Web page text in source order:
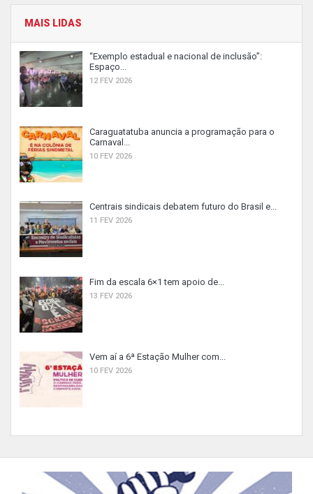
MAIS LIDAS
“Exemplo estadual e nacional de inclusão”:
Espaço...
12 FEV 2026
Caraguatatuba anuncia a programação para o
Carnaval...
10 FEV 2026
Centrais sindicais debatem futuro do Brasil e...
11 FEV 2026
Fim da escala 6×1 tem apoio de...
13 FEV 2026
Vem aí a 6ª Estação Mulher com...
10 FEV 2026